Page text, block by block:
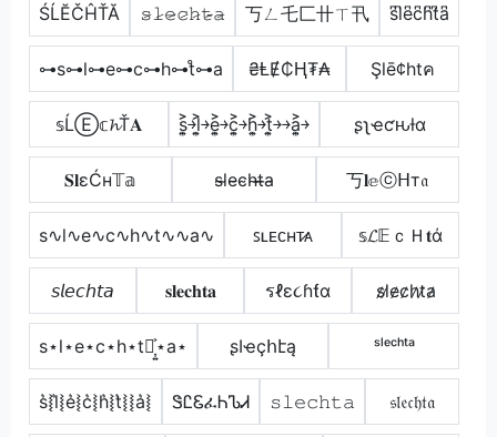
ŚĹĔČĤŤĂ 𝚜̷𝚕̷𝚎̷𝚌̷𝚑̷𝚝̷̴𝚊̷ 丂ㄥ乇匚卄ㄒ卂 s͆l͆e͆c͆h͆t͆a͆
⊶s⊶l⊶e⊶c⊶h⊶t̊⊶a ₴ⱠɆ₵Ⱨ₮₳ Şlē¢htค
𝕤ĹⒺ𝕔𝓱Ť𝐀 s͎͍͐￫l͎͍͐￫e͎͍͐￫c͎͍͐￫h͎͍͐￫t͎͍͐￫￫a͎͍͐￫ ʂʅҽƈԋƚα
𝐒𝐥εĆн𝕋𝕒 s̴l̴e̴c̴h̴t̴̶a̴ 丂𝐥𝕖ⓒᕼт𝔞
s∿l∿e∿c∿h∿t∿∿a∿ ꜱʟᴇᴄʜᴛ̷ᴀ 𝕤𝓛𝔼ｃＨ𝐭ά
𝘴𝘭𝘦𝘤𝘩𝘵𝘢 𝐬𝐥𝐞𝐜𝐡𝐭𝐚 รℓε૮ɦƭα s̷l̷e̷c̷h̷t̷a̷
s⋆l⋆e⋆c⋆h⋆t⋆͎͍͐⋆a⋆ ʂӀҽçհէą ˢˡᵉᶜʰᵗᵃ
s͛⦚l͛⦚e͛⦚c͛⦚h͛⦚t͛⦚⦚a͛⦚ ᏕᏝᏋፈᏂᏖᏗ 𝚜𝚕𝚎𝚌𝚑𝚝𝚊 𝔰𝔩𝔢𝔠𝔥𝔱𝔞